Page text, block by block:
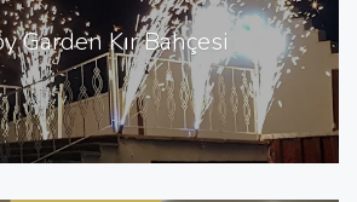
Garden Kır Bahçesi